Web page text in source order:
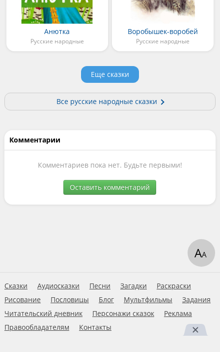
Анютка
Русские народные
Воробышек-воробей
Русские народные
Еще сказки
Все русские народные сказки
Комментарии
Комментариев пока нет. Будьте первыми!
Оставить комментарий
Сказки Аудиосказки Песни Загадки
Раскраски
Рисование
Пословицы Блог Мультфильмы
Задания
Читательский дневник
Персонажи сказок
Реклама
Правообладателям
Контакты
АА